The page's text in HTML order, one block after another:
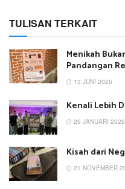
TULISAN TERKAIT
Menikah
Pandangan
13 JUNI 2026
Kenali Lebih
26 JANUARI 2026
Kisah dari
21 NOVEMBER